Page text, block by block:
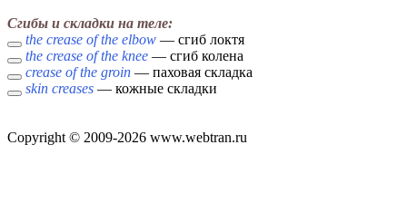
Сгибы и складки на теле:
the crease of the elbow — сгиб локтя
the crease of the knee — сгиб колена
crease of the groin — паховая складка
skin creases — кожные складки
Copyright © 2009-2026 www.webtran.ru